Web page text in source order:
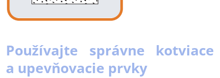
Používajte správne kotviace
a upevňovacie prvky